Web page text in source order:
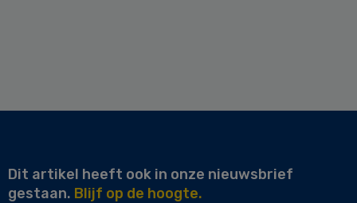
Dit artikel heeft ook in onze nieuwsbrief
gestaan. Blijf op de hoogte.